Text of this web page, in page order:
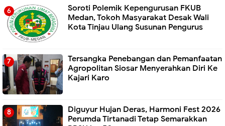
Soroti Polemik Kepengurusan FKUB
Medan, Tokoh Masyarakat Desak Wali
Kota Tinjau Ulang Susunan Pengurus
Tersangka Penebangan dan Pemanfaatan
Agropolitan Siosar Menyerahkan Diri Ke
Kajari Karo
Diguyur Hujan Deras, Harmoni Fest 2026
Perumda Tirtanadi Tetap Semarakkan